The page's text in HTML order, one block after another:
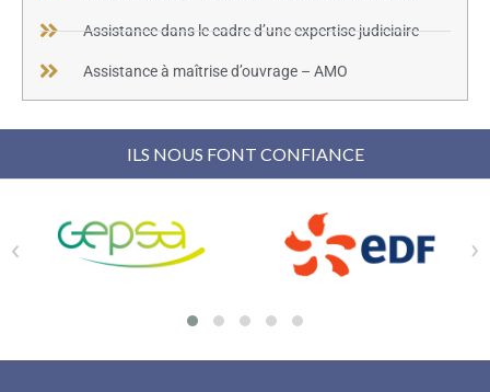
Assistance dans le cadre d’une expertise judiciaire
Assistance à maîtrise d’ouvrage – AMO
ILS NOUS FONT CONFIANCE
‹ ›